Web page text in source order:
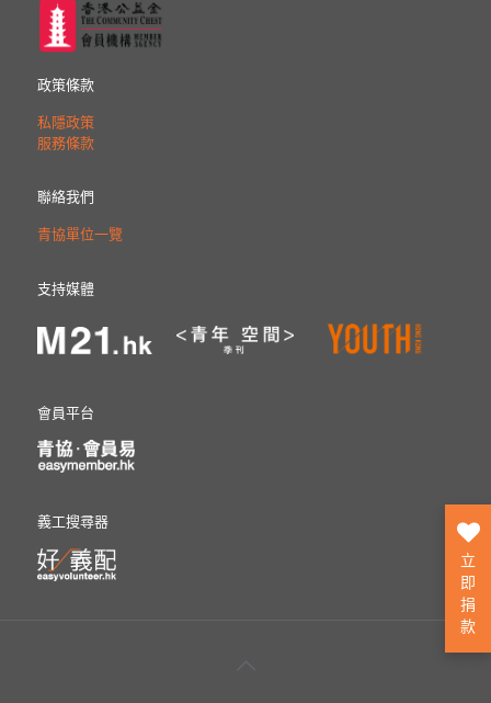
政策條款
私隱政策
服務條款
聯絡我們
青協單位一覽
支持媒體
會員平台
義工搜尋器
立
即
捐
款